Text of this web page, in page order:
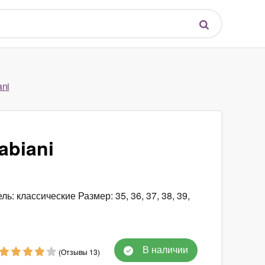
классические Размер: 35, 36, 37, 38, 39,
(Отзывы 13) В наличии